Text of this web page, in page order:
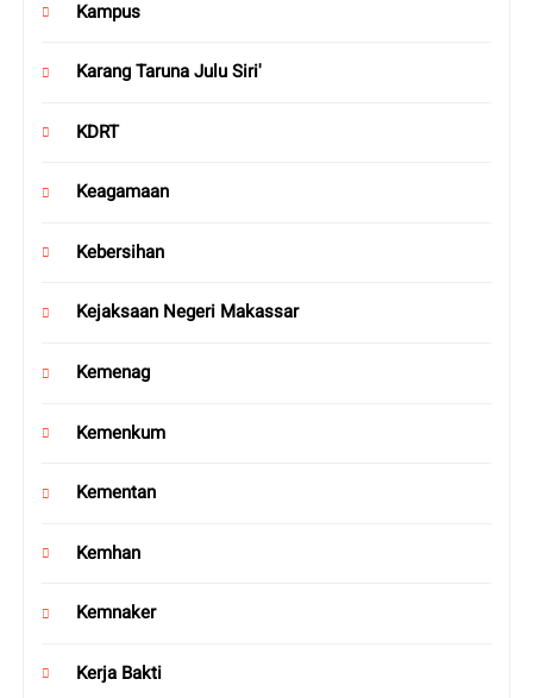
Kampus
Karang Taruna Julu Siri'
KDRT
Keagamaan
Kebersihan
Kejaksaan Negeri Makassar
Kemenag
Kemenkum
Kementan
Kemhan
Kemnaker
Kerja Bakti